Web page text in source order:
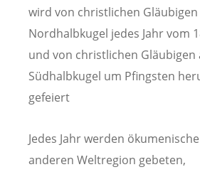
wird von christlichen
Nordhalbkugel jedes Jahr vom
und von christlichen Gläubigen
Südhalbkugel um Pfingsten
gefeiert
Jedes Jahr werden
anderen Weltregion gebeten,